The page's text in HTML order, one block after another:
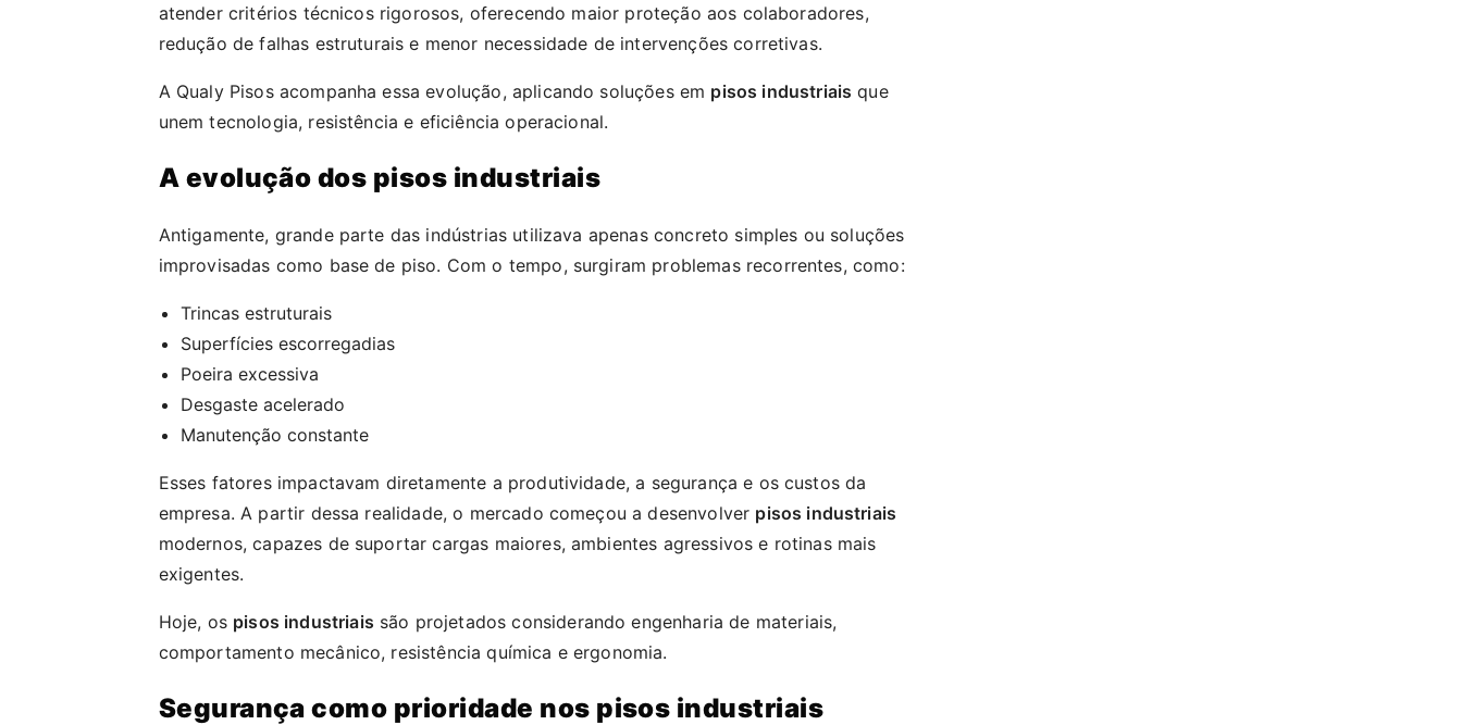
atender critérios técnicos rigorosos, oferecendo maior proteção aos colaboradores,
redução de falhas estruturais e menor necessidade de intervenções corretivas.
A Qualy Pisos acompanha essa evolução, aplicando soluções em pisos industriais que
unem tecnologia, resistência e eficiência operacional.
A evolução dos pisos industriais
Antigamente, grande parte das indústrias utilizava apenas concreto simples ou soluções
improvisadas como base de piso. Com o tempo, surgiram problemas recorrentes, como:
Trincas estruturais
Superfícies escorregadias
Poeira excessiva
Desgaste acelerado
Manutenção constante
Esses fatores impactavam diretamente a produtividade, a segurança e os custos da
empresa. A partir dessa realidade, o mercado começou a desenvolver pisos industriais
modernos, capazes de suportar cargas maiores, ambientes agressivos e rotinas mais
exigentes.
Hoje, os pisos industriais são projetados considerando engenharia de materiais,
comportamento mecânico, resistência química e ergonomia.
Segurança como prioridade nos pisos industriais